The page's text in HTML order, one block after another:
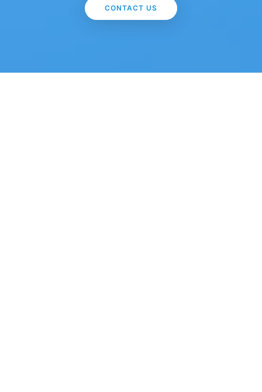
CONTACT US